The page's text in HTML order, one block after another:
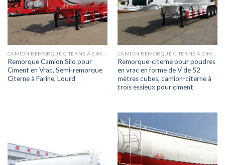
Remorque Camion Silo pour
Ciment en Vrac, Semi-remorque
Citerne à Farine, Lourd
Remorque-citerne pour poudres
en vrac en forme de V de 52
mètres cubes, camion-citerne à
trois essieux pour ciment